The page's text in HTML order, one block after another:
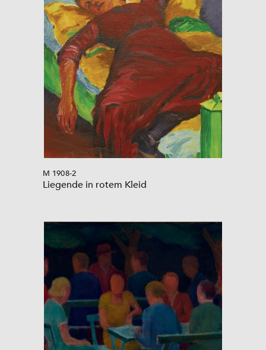
M 1908-2
Liegende in rotem Kleid